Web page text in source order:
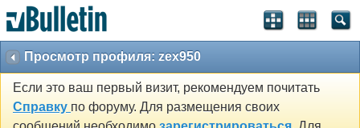
Просмотр профиля: zex950
Если это ваш первый визит, рекомендуем почитать
Справку по форуму. Для размещения своих